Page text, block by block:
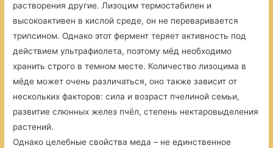
растворения другие. Лизоцим термостабилен и
высокоактивен в кислой среде, он не переваривается
трипсином. Однако этот фермент теряет активность под
действием ультрафиолета, поэтому мёд необходимо
хранить строго в темном месте. Количество лизоцима в
мёде может очень различаться, оно также зависит от
нескольких факторов: сила и возраст пчелиной семьи,
развитие слюнных желез пчёл, степень нектаровыделения
растений.
Однако целебные свойства меда – не единственное